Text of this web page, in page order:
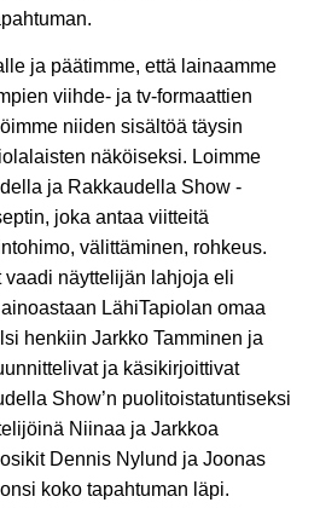
ja päätimme, että lainaamme
viihde- ja tv-formaattien
niiden sisältöä täysin
näköiseksi. Loimme
ja Rakkaudella Show -
joka antaa viitteitä
välittäminen, rohkeus.
näyttelijän lahjoja eli
LähiTapiolan omaa
henkiin Jarkko Tamminen ja
ja käsikirjoittivat
Show’n puolitoistatuntiseksi
Niinaa ja Jarkkoa
Dennis Nylund ja Joonas
koko tapahtuman läpi.